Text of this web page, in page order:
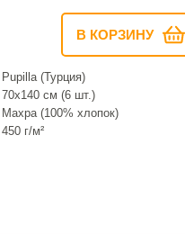
В КОРЗИНУ
Pupilla (Турция)
70х140 см (6 шт.)
Махра (100% хлопок)
450 г/м²